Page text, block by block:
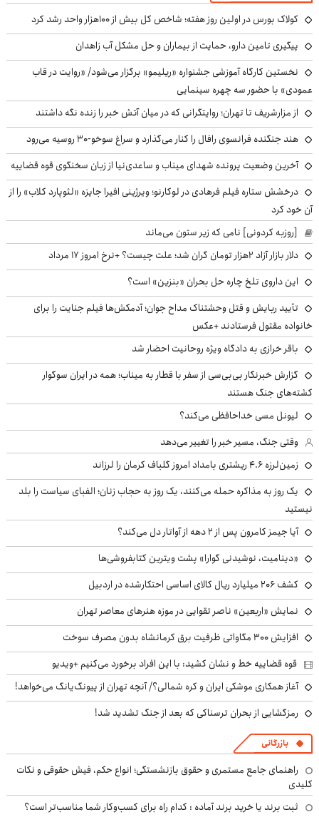
کولاک بورس در اولین روز هفته؛ شاخص کل بیش از ۱۰۰هزار واحد رشد کرد
پیگیری تامین دارو، حمایت از بیماران و حل مشکل آب زاهدان
نخستین کارگاه آموزشی جشنواره «ریلیمو» برگزار می‌شود/ «روایت در قاب
عمودی» با حضور سه چهره سینمایی
از مزارشریف تا تهران؛ روایتگرانی که در میان آتش خبر را زنده نگه داشتند
هند جنگنده فرانسوی رافال را کنار می‌گذارد و سراغ سوخو-30 روسیه می‌رود
آخرین وضعیت پرونده شهدای میناب و ساعدی‌نیا از زبان سخنگوی قوه قضاییه
درخشش ستاره فیلم فرهادی در لوکارنو؛ ویرژینی افیرا جایزه «لئوپارد کلاب» را از
آن خود کرد
[روزبه کردونی] نامی که زیر ستون می‌ماند
دلار بازار آزاد ۲هزار تومان گران شد؛ علت چیست؟ +نرخ امروز ۱۷ مرداد
این داروی تلخ چاره حل بحران «بنزین» است؟
تأیید ربایش و قتل وحشتناک مداح جوان؛ آدمکش‌ها فیلم جنایت را برای
خانواده مقتول فرستادند +عکس
باقر خرازی به دادگاه ویژه روحانیت احضار شد
گزارش خبرنگار بی‌بی‌سی از سفر با قطار به میناب؛ همه در ایران سوگوار
کشته‌های جنگ هستند
لیونل مسی خداحافظی می‌کند؟
وقتی جنگ، مسیر خبر را تغییر می‌دهد
زمین‌لرزه ۴.۶ ریشتری بامداد امروز گلباف کرمان را لرزاند
یک روز به مذاکره حمله می‌کنند، یک روز به حجاب زنان؛ الفبای سیاست را بلد
نیستید
آیا جیمز کامرون پس از ۲ دهه از آواتار دل می‌کند؟
«دینامیت، نوشیدنی گوارا» پشت ویترین کتابفروشی‌ها
کشف ۲۰۶ میلیارد ریال کالای اساسی احتکارشده در اردبیل
نمایش «اربعین» ناصر تقوایی در موزه هنرهای معاصر تهران
افزایش ۳۰۰ مگاواتی ظرفیت برق کرمانشاه بدون مصرف سوخت
قوه قضاییه خط و نشان کشید: با این افراد برخورد می‌کنیم +ویدیو
آغاز همکاری موشکی ایران و کره شمالی؟/ آنچه تهران از پیونگ‌یانگ می‌خواهد!
رمزگشایی از بحران ترسناکی که بعد از جنگ تشدید شد!
بازرگانی
راهنمای جامع مستمری و حقوق بازنشستگی؛ انواع حکم، فیش حقوقی و نکات
کلیدی
ثبت برند یا خرید برند آماده : کدام راه برای کسب‌وکار شما مناسب‌تر است؟